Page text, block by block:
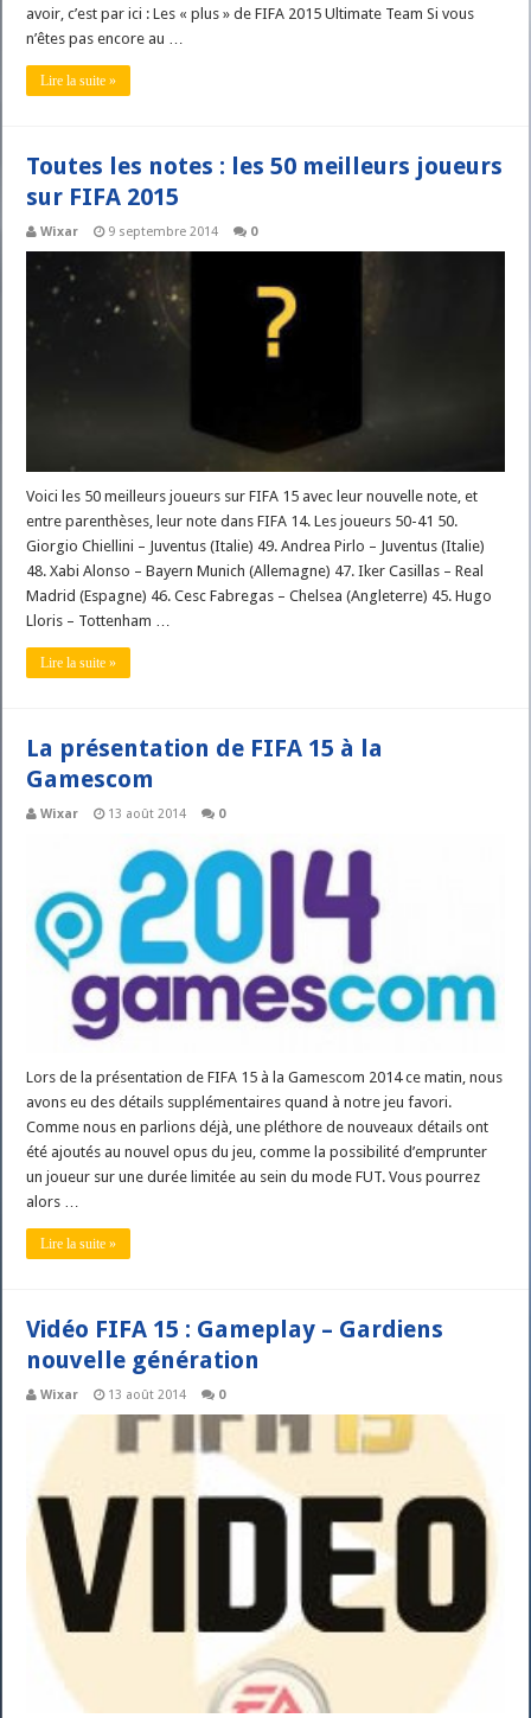
avoir, c’est par ici : Les « plus » de FIFA 2015 Ultimate Team Si vous
n’êtes pas encore au …
Lire la suite »
Toutes les notes : les 50 meilleurs joueurs
sur FIFA 2015
Wixar 9 septembre 2014 0
Voici les 50 meilleurs joueurs sur FIFA 15 avec leur nouvelle note, et
entre parenthèses, leur note dans FIFA 14. Les joueurs 50-41 50.
Giorgio Chiellini – Juventus (Italie) 49. Andrea Pirlo – Juventus (Italie)
48. Xabi Alonso – Bayern Munich (Allemagne) 47. Iker Casillas – Real
Madrid (Espagne) 46. Cesc Fabregas – Chelsea (Angleterre) 45. Hugo
Lloris – Tottenham …
Lire la suite »
La présentation de FIFA 15 à la
Gamescom
Wixar 13 août 2014 0
Lors de la présentation de FIFA 15 à la Gamescom 2014 ce matin, nous
avons eu des détails supplémentaires quand à notre jeu favori.
Comme nous en parlions déjà, une pléthore de nouveaux détails ont
été ajoutés au nouvel opus du jeu, comme la possibilité d’emprunter
un joueur sur une durée limitée au sein du mode FUT. Vous pourrez
alors …
Lire la suite »
Vidéo FIFA 15 : Gameplay – Gardiens
nouvelle génération
Wixar 13 août 2014 0